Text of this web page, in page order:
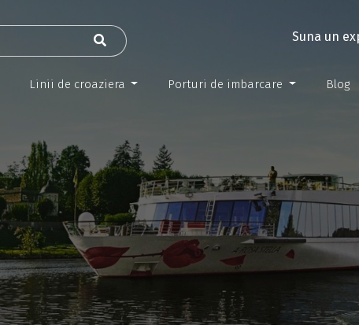
Suna un
Linii de croaziera Porturi de imbarcare Blog